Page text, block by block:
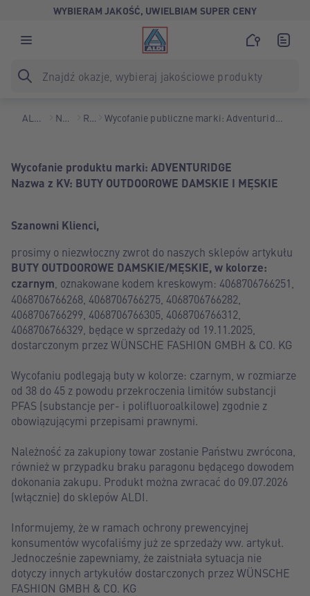
WYBIERAM JAKOŚĆ, UWIELBIAM SUPER CENY
ALDI Polska Narzędzia Recalls Wycofanie publiczne marki: Adventuridge - Buty outdoorowe damskie i męskie
Wycofanie produktu marki: ADVENTURIDGE
Nazwa z KV: BUTY OUTDOOROWE DAMSKIE I MĘSKIE
Szanowni Klienci,
prosimy o niezwłoczny zwrot do naszych sklepów artykułu
BUTY OUTDOOROWE DAMSKIE/MĘSKIE, w kolorze:
czarnym , oznakowane kodem kreskowym: 4068706766251,
4068706766268, 4068706766275, 4068706766282,
4068706766299, 4068706766305, 4068706766312,
4068706766329, będące w sprzedaży od 19.11.2025,
dostarczonym przez WÜNSCHE FASHION GMBH & CO. KG
Wycofaniu podlegają buty w kolorze: czarnym, w rozmiarze
od 38 do 45 z powodu przekroczenia limitów substancji
PFAS (substancje per- i polifluoroalkilowe) zgodnie z
obowiązującymi przepisami prawnymi.
Należność za zakupiony towar zostanie Państwu zwrócona,
również w przypadku braku paragonu będącego dowodem
dokonania zakupu. Produkt można zwracać do 09.07.2026
(włącznie) do sklepów ALDI.
Informujemy, że w ramach ochrony prewencyjnej
konsumentów wycofaliśmy już ze sprzedaży ww. artykuł.
Jednocześnie zapewniamy, że zaistniała sytuacja nie
dotyczy innych artykułów dostarczonych przez WÜNSCHE
FASHION GMBH & CO. KG